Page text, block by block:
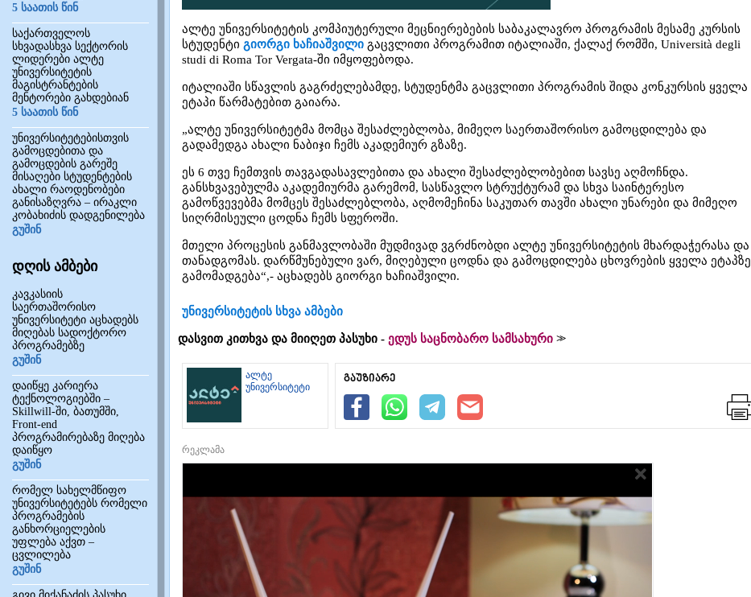
5 საათის წინ
საქართველოს
სხვადასხვა სექტორის
ლიდერები ალტე
უნივერსიტეტის
მაგისტრანტების
მენტორები გახდებიან
5 საათის წინ
უნივერსიტეტებისთვის
გამოცდებითა და
გამოცდების გარეშე
მისაღები სტუდენტების
ახალი რაოდენობები
განისაზღვრა – ირაკლი
კობახიძის დადგენილება
გუშინ
დღის ამბები
კავკასიის
საერთაშორისო
უნივერსიტეტი აცხადებს
მიღებას სადოქტორო
პროგრამებზე
გუშინ
დაიწყე კარიერა
ტექნოლოგიებში –
Skillwill-ში, ბათუმში,
Front-end
პროგრამირებაზე მიღება
დაიწყო
გუშინ
რომელ სახელმწიფო
უნივერსიტეტებს რომელი
პროგრამების
განხორციელების
უფლება აქვთ –
ცვლილება
გუშინ
ალტე უნივერსიტეტის კომპიუტერული მეცნიერებების საბაკალავრო პროგრამის მესამე კურსის
სტუდენტი გიორგი ხაჩიაშვილი გაცვლითი პროგრამით იტალიაში, ქალაქ რომში, Università degli
studi di Roma Tor Vergata-ში იმყოფებოდა.
იტალიაში სწავლის გაგრძელებამდე, სტუდენტმა გაცვლითი პროგრამის შიდა კონკურსის ყველა
ეტაპი წარმატებით გაიარა.
„ალტე უნივერსიტეტმა მომცა შესაძლებლობა, მიმეღო საერთაშორისო გამოცდილება და
გადამედგა ახალი ნაბიჯი ჩემს აკადემიურ გზაზე.
ეს 6 თვე ჩემთვის თავგადასავლებითა და ახალი შესაძლებლობებით სავსე აღმოჩნდა.
განსხვავებულმა აკადემიურმა გარემომ, სასწავლო სტრუქტურამ და სხვა საინტერესო
გამოწვევებმა მომცეს შესაძლებლობა, აღმომეჩინა საკუთარ თავში ახალი უნარები და მიმეღო
სიღრმისეული ცოდნა ჩემს სფეროში.
მთელი პროცესის განმავლობაში მუდმივად ვგრძნობდი ალტე უნივერსიტეტის მხარდაჭერასა და
თანადგომას. დარწმუნებული ვარ, მიღებული ცოდნა და გამოცდილება ცხოვრების ყველა ეტაპზე
გამომადგება“,- აცხადებს გიორგი ხაჩიაშვილი.
უნივერსიტეტის სხვა ამბები
დასვით კითხვა და მიიღეთ პასუხი - ედუს საცნობარო სამსახური
ალტე
უნივერსიტეტი
გაუზიარე
რეკლამა